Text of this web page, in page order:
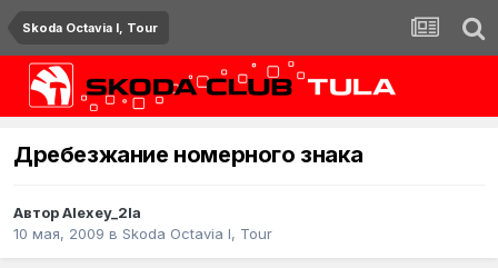
Skoda Octavia I, Tour
Дребезжание номерного знака
АвторAlexey_2la
10 мая, 2009 в Skoda Octavia I, Tour